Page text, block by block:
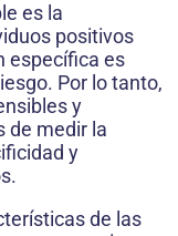
es la
positivos
específica es
Por lo tanto,
y
de medir la
y
de las